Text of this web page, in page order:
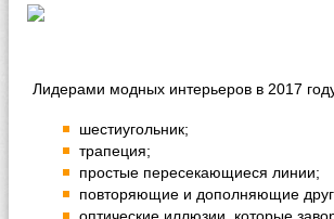
Лидерами модных интерьеров в 2017
шестиугольник;
трапеция;
простые пересекающиеся линии;
повторяющие и дополняющие